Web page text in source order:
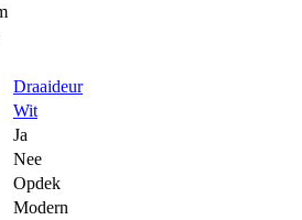
Draaideur
Wit
Ja
Nee
Opdek
Modern